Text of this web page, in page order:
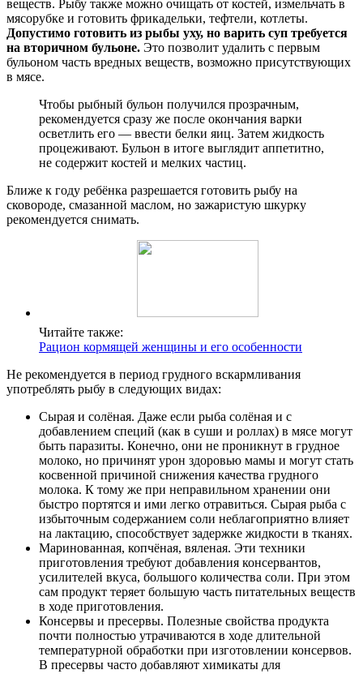
веществ. Рыбу также можно очищать от костей, измельчать в
мясорубке и готовить фрикадельки, тефтели, котлеты.
Допустимо готовить из рыбы уху, но варить суп требуется
на вторичном бульоне. Это позволит удалить с первым
бульоном часть вредных веществ, возможно присутствующих
в мясе.
Чтобы рыбный бульон получился прозрачным,
рекомендуется сразу же после окончания варки
осветлить его — ввести белки яиц. Затем жидкость
процеживают. Бульон в итоге выглядит аппетитно,
не содержит костей и мелких частиц.
Ближе к году ребёнка разрешается готовить рыбу на
сковороде, смазанной маслом, но зажаристую шкурку
рекомендуется снимать.
Читайте также:
Рацион кормящей женщины и его особенности
Не рекомендуется в период грудного вскармливания
употреблять рыбу в следующих видах:
Сырая и солёная. Даже если рыба солёная и с
добавлением специй (как в суши и роллах) в мясе могут
быть паразиты. Конечно, они не проникнут в грудное
молоко, но причинят урон здоровью мамы и могут стать
косвенной причиной снижения качества грудного
молока. К тому же при неправильном хранении они
быстро портятся и ими легко отравиться. Сырая рыба с
избыточным содержанием соли неблагоприятно влияет
на лактацию, способствует задержке жидкости в тканях.
Маринованная, копчёная, вяленая. Эти техники
приготовления требуют добавления консервантов,
усилителей вкуса, большого количества соли. При этом
сам продукт теряет большую часть питательных веществ
в ходе приготовления.
Консервы и пресервы. Полезные свойства продукта
почти полностью утрачиваются в ходе длительной
температурной обработки при изготовлении консервов.
В пресервы часто добавляют химикаты для